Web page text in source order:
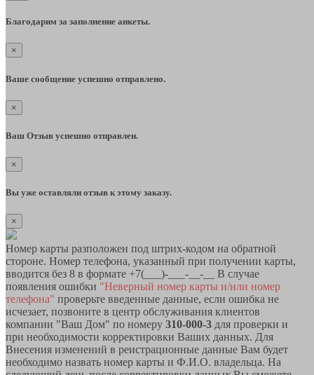
Благодарим за заполнение анкеты.
×
Ваше сообщение успешно отправлено.
×
Ваш Отзыв успешно отправлен.
×
Вы уже оставляли отзыв к этому заказу.
×
Номер карты разположен под штрих-кодом на обратной
стороне. Номер телефона, указанный при получении карты,
вводится без 8 в формате +7(___)-___-__-__ В случае
появления ошибки "Неверный номер карты и/или номер
телефона" проверьте введенные данные, если ошибка не
исчезает, позвоните в центр обслуживания клиентов
компании "Ваш Дом" по номеру 310-000-3 для проверки и
при необходимости корректировки Ваших данных. Для
Внесения изменений в реистрационные данные Вам будет
необходимо назвать номер карты и Ф.И.О. владельца. На